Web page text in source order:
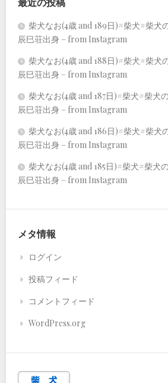
柴犬なお(4歳 and 189日)#柴犬#柴犬
辰巳荘出身 – from Instagram
柴犬なお(4歳 and 188日)#柴犬#柴犬
辰巳荘出身 – from Instagram
柴犬なお(4歳 and 187日)#柴犬#柴犬
辰巳荘出身 – from Instagram
柴犬なお(4歳 and 186日)#柴犬#柴犬
辰巳荘出身 – from Instagram
柴犬なお(4歳 and 185日)#柴犬#柴犬
辰巳荘出身 – from Instagram
メタ情報
ログイン
投稿フィード
コメントフィード
WordPress.org